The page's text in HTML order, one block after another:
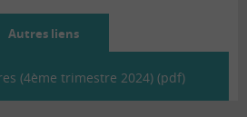
Autres liens
(4ème trimestre 2024) (pdf)